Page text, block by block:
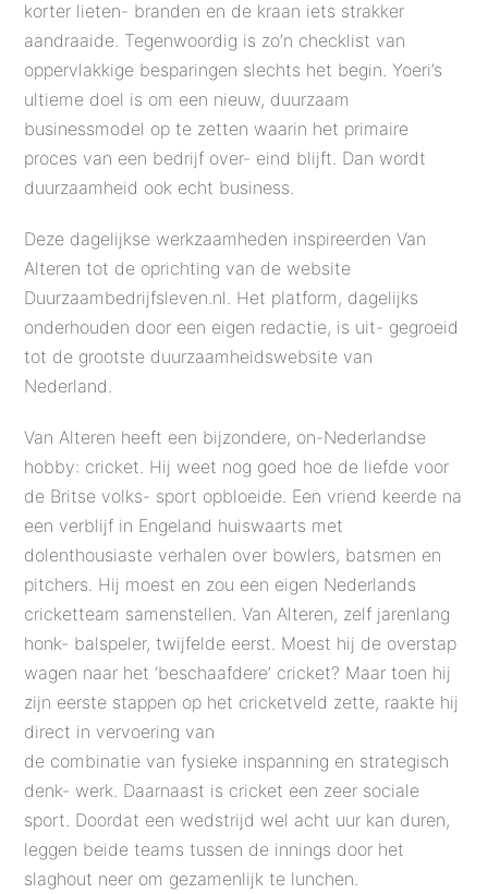
korter lieten- branden en de kraan iets strakker
aandraaide. Tegenwoordig is zo’n checklist van
oppervlakkige besparingen slechts het begin. Yoeri’s
ultieme doel is om een nieuw, duurzaam
businessmodel op te zetten waarin het primaire
proces van een bedrijf over- eind blijft. Dan wordt
duurzaamheid ook echt business.
Deze dagelijkse werkzaamheden inspireerden Van
Alteren tot de oprichting van de website
Duurzaambedrijfsleven.nl. Het platform, dagelijks
onderhouden door een eigen redactie, is uit- gegroeid
tot de grootste duurzaamheidswebsite van
Nederland.
Van Alteren heeft een bijzondere, on-Nederlandse
hobby: cricket. Hij weet nog goed hoe de liefde voor
de Britse volks- sport opbloeide. Een vriend keerde na
een verblijf in Engeland huiswaarts met
dolenthousiaste verhalen over bowlers, batsmen en
pitchers. Hij moest en zou een eigen Nederlands
cricketteam samenstellen. Van Alteren, zelf jarenlang
honk- balspeler, twijfelde eerst. Moest hij de overstap
wagen naar het ‘beschaafdere’ cricket? Maar toen hij
zijn eerste stappen op het cricketveld zette, raakte hij
direct in vervoering van
de combinatie van fysieke inspanning en strategisch
denk- werk. Daarnaast is cricket een zeer sociale
sport. Doordat een wedstrijd wel acht uur kan duren,
leggen beide teams tussen de innings door het
slaghout neer om gezamenlijk te lunchen.